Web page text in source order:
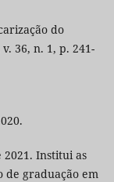
do
36, n. 1, p. 241-
2021. Institui as
de graduação em